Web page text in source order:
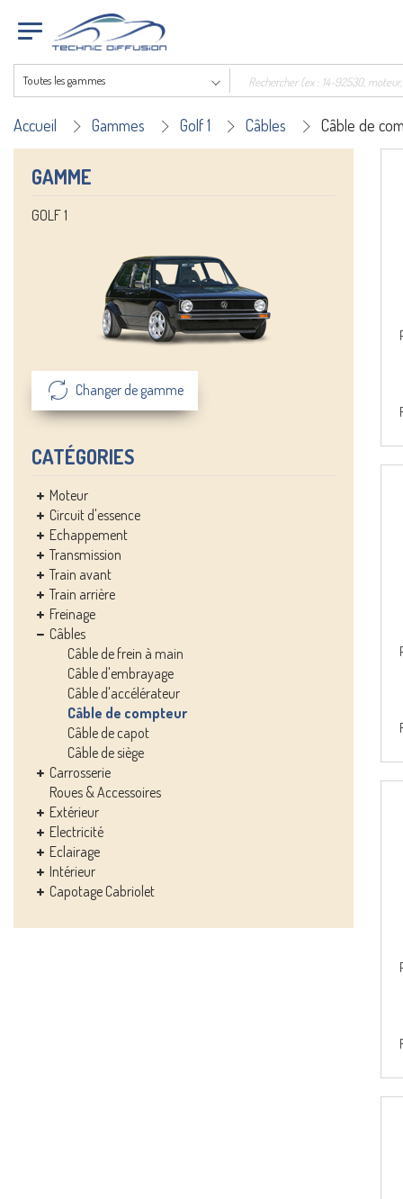
Toutes les gammes
Accueil Gammes Golf 1 Câbles Câble de
GAMME
GOLF 1
Changer de gamme
CATÉGORIES
Moteur
Circuit d'essence
Echappement
Transmission
Train avant
Train arrière
Freinage
Câbles
Câble de frein à main
Câble d'embrayage
Câble d'accélérateur
Câble de compteur
Câble de capot
Câble de siège
Carrosserie
Roues & Accessoires
Extérieur
Electricité
Eclairage
Intérieur
Capotage Cabriolet